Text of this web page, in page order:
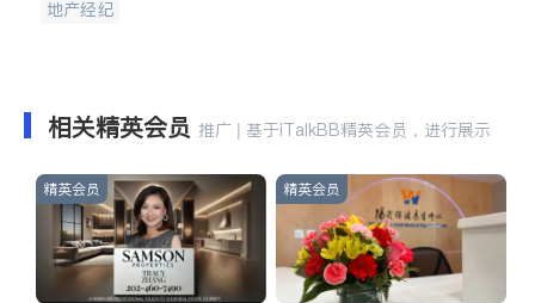
地产经纪
相关精英会员 推广 | 基于iTalkBB精英会员，进行展示
精英会员 精英会员